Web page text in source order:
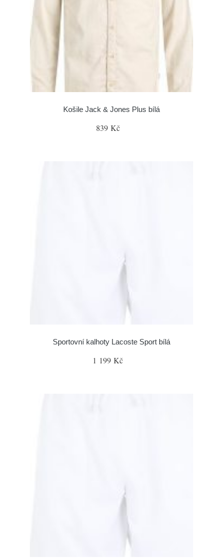
Košile Jack & Jones Plus bílá
839 Kč
Sportovní kalhoty Lacoste Sport bílá
1 199 Kč